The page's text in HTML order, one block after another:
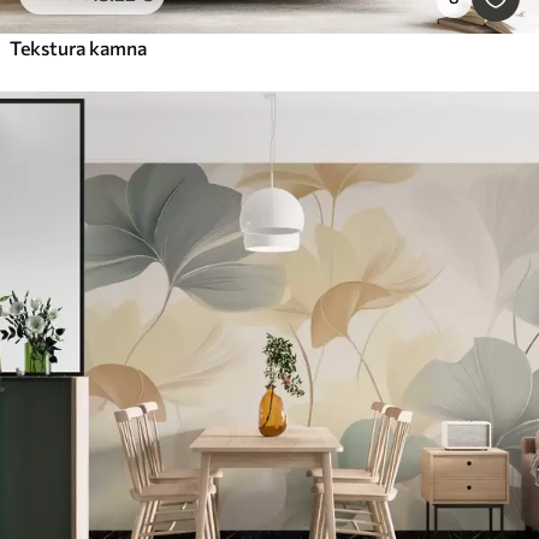
Tekstura kamna